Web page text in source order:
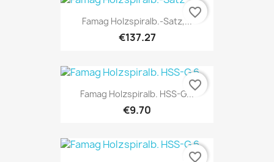
Famag Holzspiralb.-Satz,...
€137.27
favorite_border
Famag Holzspiralb. HSS-G...
€9.70
favorite_border
favorite_border